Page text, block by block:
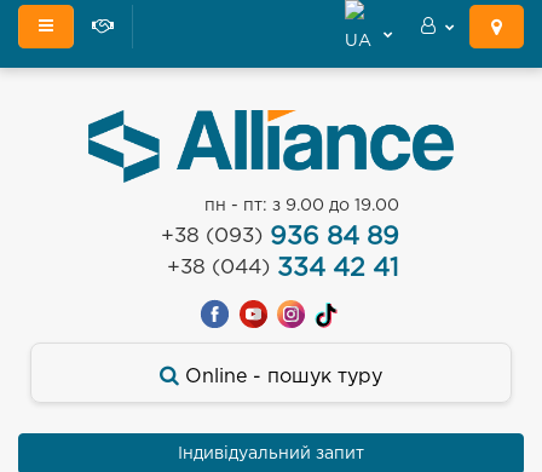
пн - пт: з 9.00 до 19.00
+38 (093)936 84 89
+38 (044)334 42 41
Оnline - пошук туру
Індивідуальний запит